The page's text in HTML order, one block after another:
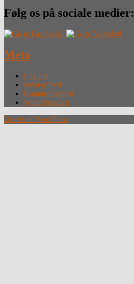
Følg os på sociale medier:
Meta
Log ind
Indlægsfeed
Kommentarfeed
WordPress.org
Drevet af WordPress